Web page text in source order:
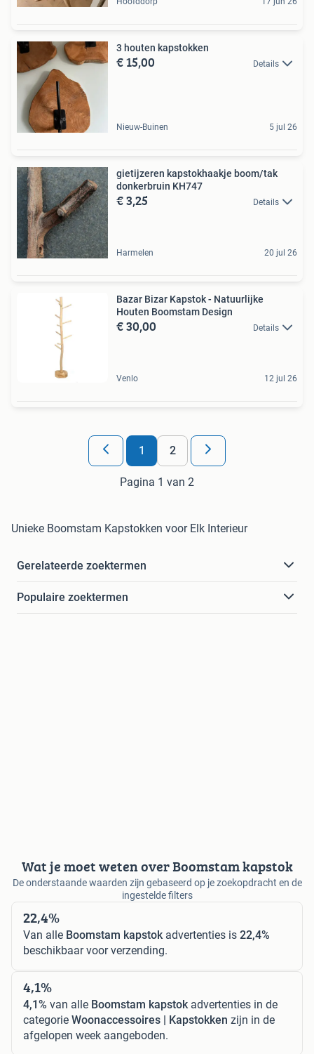
3 houten kapstokken
€ 15,00 Details
Nieuw-Buinen 5 jul 26
gietijzeren kapstokhaakje boom/tak
donkerbruin KH747
€ 3,25 Details
Harmelen 20 jul 26
Bazar Bizar Kapstok - Natuurlijke
Houten Boomstam Design
€ 30,00 Details
Venlo 12 jul 26
1 2
Pagina 1 van 2
Unieke Boomstam Kapstokken voor Elk Interieur
Gerelateerde zoektermen
Populaire zoektermen
Wat je moet weten over Boomstam kapstok
De onderstaande waarden zijn gebaseerd op je zoekopdracht en de
ingestelde filters
22,4%
Van alle Boomstam kapstok advertenties is 22,4%
beschikbaar voor verzending.
4,1%
4,1% van alle Boomstam kapstok advertenties in de
categorie Woonaccessoires | Kapstokken zijn in de
afgelopen week aangeboden.